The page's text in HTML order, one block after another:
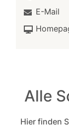
E-Mail
Alle
Hier finden